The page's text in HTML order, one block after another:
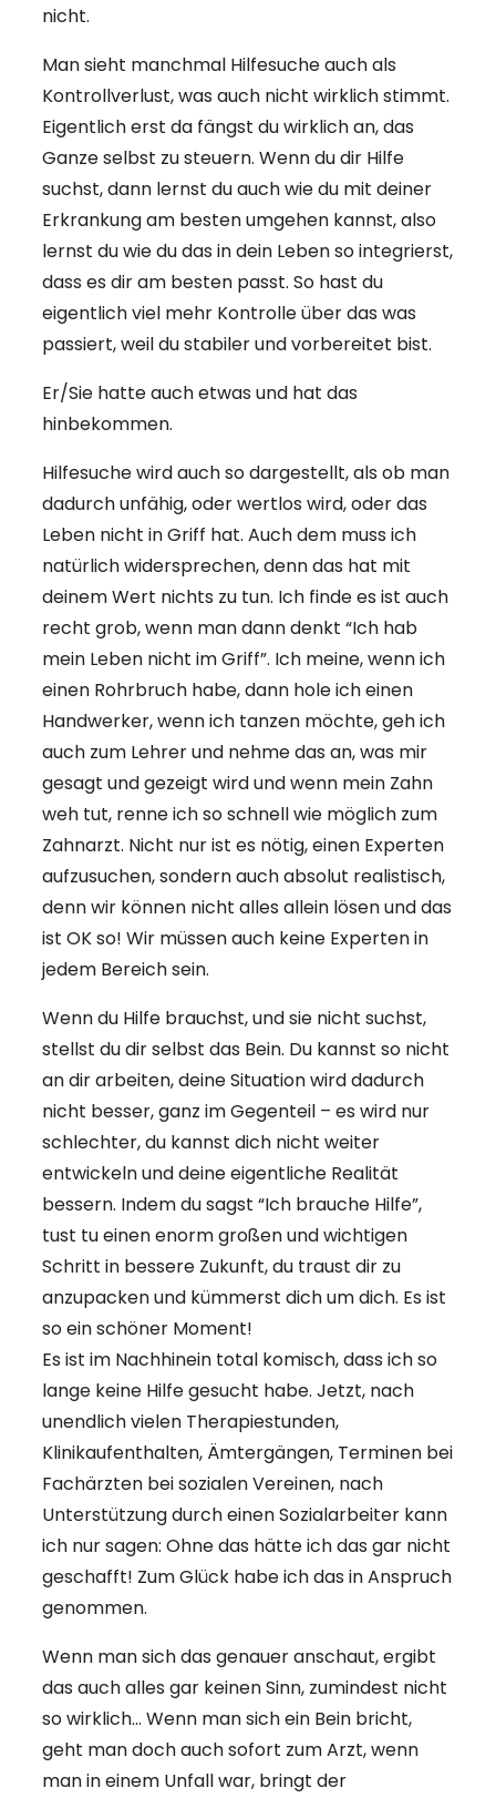
nicht.
Man sieht manchmal Hilfesuche auch als
Kontrollverlust, was auch nicht wirklich stimmt.
Eigentlich erst da fängst du wirklich an, das
Ganze selbst zu steuern. Wenn du dir Hilfe
suchst, dann lernst du auch wie du mit deiner
Erkrankung am besten umgehen kannst, also
lernst du wie du das in dein Leben so integrierst,
dass es dir am besten passt. So hast du
eigentlich viel mehr Kontrolle über das was
passiert, weil du stabiler und vorbereitet bist.
Er/Sie hatte auch etwas und hat das
hinbekommen.
Hilfesuche wird auch so dargestellt, als ob man
dadurch unfähig, oder wertlos wird, oder das
Leben nicht in Griff hat. Auch dem muss ich
natürlich widersprechen, denn das hat mit
deinem Wert nichts zu tun. Ich finde es ist auch
recht grob, wenn man dann denkt “Ich hab
mein Leben nicht im Griff”. Ich meine, wenn ich
einen Rohrbruch habe, dann hole ich einen
Handwerker, wenn ich tanzen möchte, geh ich
auch zum Lehrer und nehme das an, was mir
gesagt und gezeigt wird und wenn mein Zahn
weh tut, renne ich so schnell wie möglich zum
Zahnarzt. Nicht nur ist es nötig, einen Experten
aufzusuchen, sondern auch absolut realistisch,
denn wir können nicht alles allein lösen und das
ist OK so! Wir müssen auch keine Experten in
jedem Bereich sein.
Wenn du Hilfe brauchst, und sie nicht suchst,
stellst du dir selbst das Bein. Du kannst so nicht
an dir arbeiten, deine Situation wird dadurch
nicht besser, ganz im Gegenteil – es wird nur
schlechter, du kannst dich nicht weiter
entwickeln und deine eigentliche Realität
bessern. Indem du sagst “Ich brauche Hilfe”,
tust tu einen enorm großen und wichtigen
Schritt in bessere Zukunft, du traust dir zu
anzupacken und kümmerst dich um dich. Es ist
so ein schöner Moment!
Es ist im Nachhinein total komisch, dass ich so
lange keine Hilfe gesucht habe. Jetzt, nach
unendlich vielen Therapiestunden,
Klinikaufenthalten, Ämtergängen, Terminen bei
Fachärzten bei sozialen Vereinen, nach
Unterstützung durch einen Sozialarbeiter kann
ich nur sagen: Ohne das hätte ich das gar nicht
geschafft! Zum Glück habe ich das in Anspruch
genommen.
Wenn man sich das genauer anschaut, ergibt
das auch alles gar keinen Sinn, zumindest nicht
so wirklich… Wenn man sich ein Bein bricht,
geht man doch auch sofort zum Arzt, wenn
man in einem Unfall war, bringt der